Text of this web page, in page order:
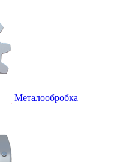
Металообробка